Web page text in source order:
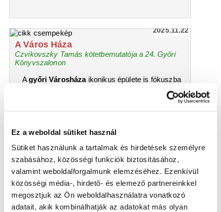
Ez a weboldal sütiket használ
Sütiket használunk a tartalmak és hirdetések személyre
szabásához, közösségi funkciók biztosításához,
valamint weboldalforgalmunk elemzéséhez. Ezenkívül
közösségi média-, hirdető- és elemező partnereinkkel
megosztjuk az Ön weboldalhasználatra vonatkozó
adatait, akik kombinálhatják az adatokat más olyan
2025.11.22
A Város Háza
Czvikovszky Tamás kötetbemutatója a 24. Győri
Könyvszalonon
Agyőri Városházaikonikus épülete is fókuszba
mutatta
rendezvénytermében.